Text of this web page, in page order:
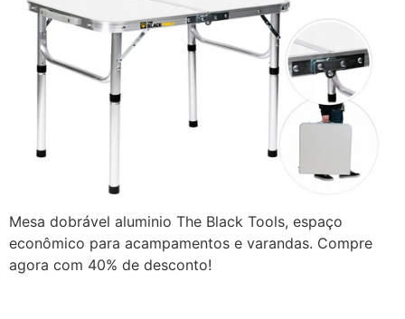
Mesa dobrável aluminio The Black Tools, espaço
econômico para acampamentos e varandas. Compre
agora com 40% de desconto!